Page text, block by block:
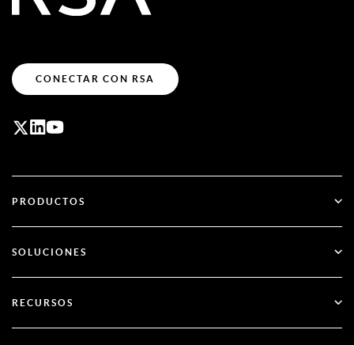
CONECTAR CON RSA
PRODUCTOS
SecurID
SOLUCIONES
Autenticación multifactor
RECURSOS